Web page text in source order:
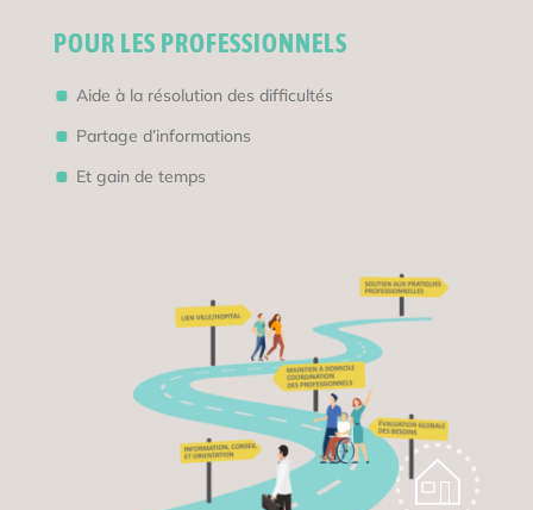
POUR LES PROFESSIONNELS
Aide à la résolution des difficultés
Partage d’informations
Et gain de temps